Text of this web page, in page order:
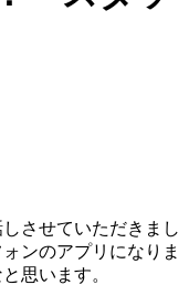
させていただきまし
ンのアプリになりま
思います。